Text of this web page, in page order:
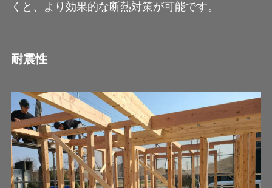
くと、より効果的な断熱対策が可能です。
耐震性